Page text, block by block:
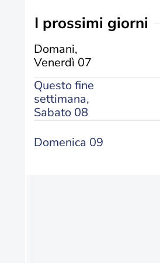
i prossimi giorni
Domani,
Venerdì 07
Questo fine
settimana,
Sabato 08
Domenica 09